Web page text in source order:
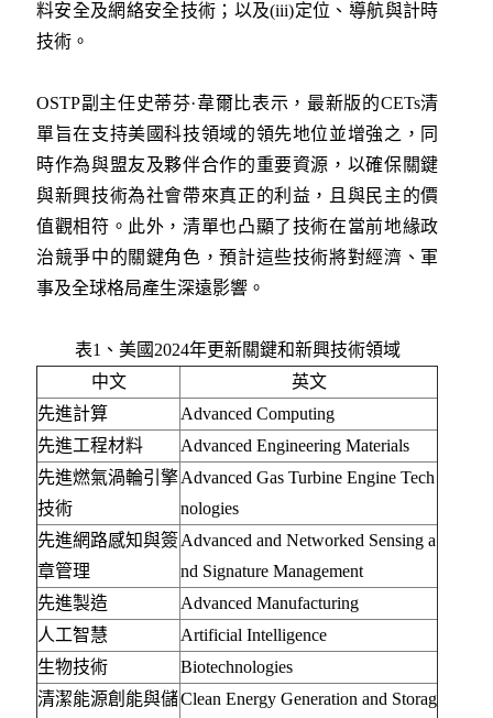
料安全及網絡安全技術；以及(iii)定位、導航與計時
技術。
OSTP副主任史蒂芬·韋爾比表示，最新版的CETs清
單旨在支持美國科技領域的領先地位並增強之，同
時作為與盟友及夥伴合作的重要資源，以確保關鍵
與新興技術為社會帶來真正的利益，且與民主的價
值觀相符。此外，清單也凸顯了技術在當前地緣政
治競爭中的關鍵角色，預計這些技術將對經濟、軍
事及全球格局產生深遠影響。
表1、美國2024年更新關鍵和新興技術領域
中文
英文
先進計算
Advanced Computing
先進工程材料
Advanced Engineering Materials
先進燃氣渦輪引擎
技術
Advanced Gas Turbine Engine Tech
nologies
先進網路感知與簽
章管理
Advanced and Networked Sensing a
nd Signature Management
先進製造
Advanced Manufacturing
人工智慧
Artificial Intelligence
生物技術
Biotechnologies
清潔能源創能與儲Clean Energy Generation and Storag